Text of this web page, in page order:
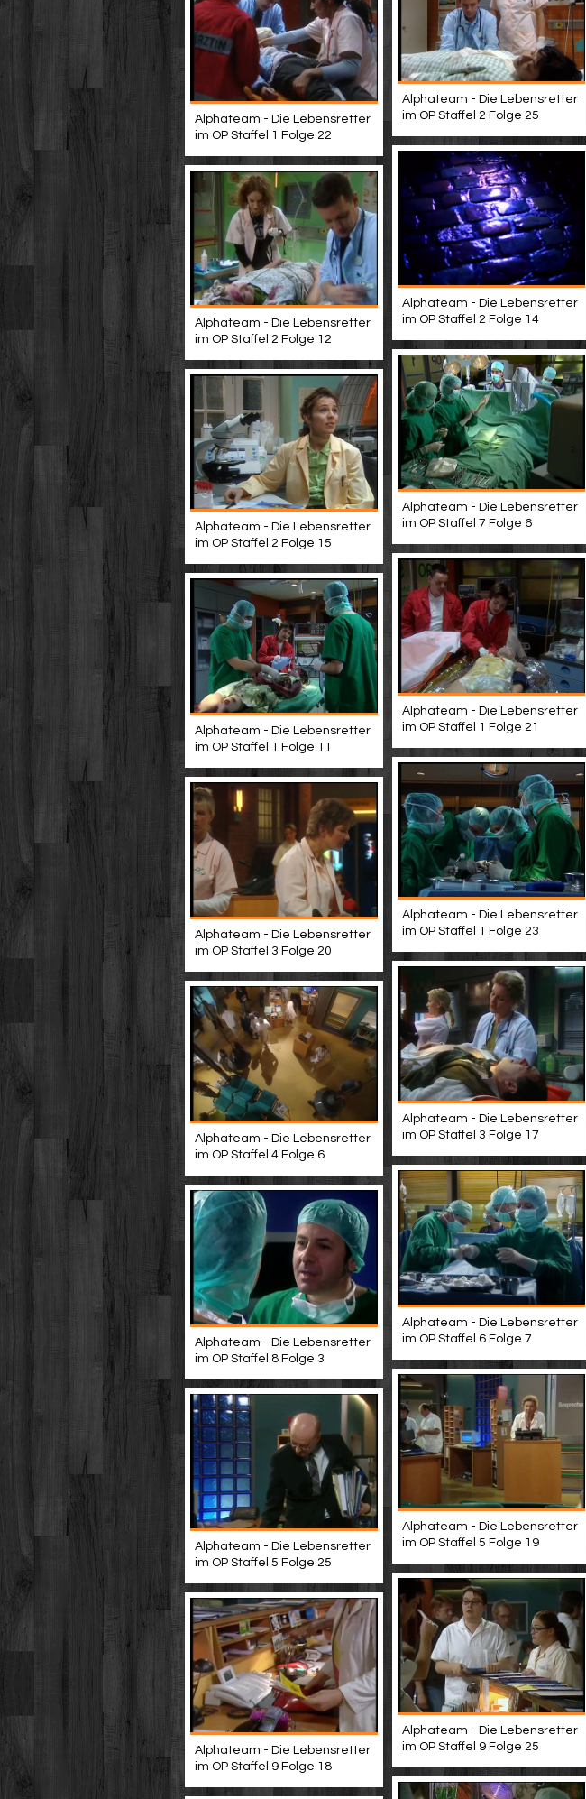
Alphateam - Die Lebensretter
im OP Staffel 2 Folge 25
Alphateam - Die Lebensretter
im OP Staffel 1 Folge 22
Alphateam - Die Lebensretter
im OP Staffel 2 Folge 14
Alphateam - Die Lebensretter
im OP Staffel 2 Folge 12
Alphateam - Die Lebensretter
im OP Staffel 7 Folge 6
Alphateam - Die Lebensretter
im OP Staffel 2 Folge 15
Alphateam - Die Lebensretter
im OP Staffel 1 Folge 21
Alphateam - Die Lebensretter
im OP Staffel 1 Folge 11
Alphateam - Die Lebensretter
im OP Staffel 1 Folge 23
Alphateam - Die Lebensretter
im OP Staffel 3 Folge 20
Alphateam - Die Lebensretter
im OP Staffel 3 Folge 17
Alphateam - Die Lebensretter
im OP Staffel 4 Folge 6
Alphateam - Die Lebensretter
im OP Staffel 6 Folge 7
Alphateam - Die Lebensretter
im OP Staffel 8 Folge 3
Alphateam - Die Lebensretter
im OP Staffel 5 Folge 19
Alphateam - Die Lebensretter
im OP Staffel 5 Folge 25
Alphateam - Die Lebensretter
im OP Staffel 9 Folge 25
Alphateam - Die Lebensretter
im OP Staffel 9 Folge 18